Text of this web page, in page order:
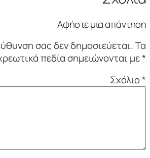
Αφήστε μια απάντηση
σας δεν δημοσιεύεται.Τα
πεδία σημειώνονται με*
Σχόλιο*